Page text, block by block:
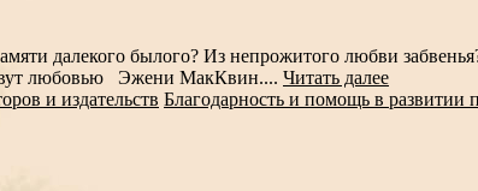
далекого былого? Из непрожитого любви
любовью Эжени МакКвин.... Читать далее
и издательств Благодарность и помощь в развитии